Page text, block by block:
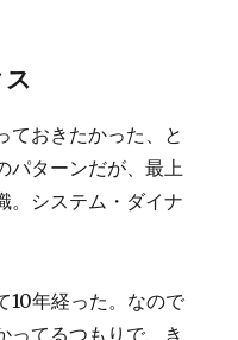
ておきたかった、と
パターンだが、最上
。システム・ダイナ
10年経った。なので
ってるつもりで、き